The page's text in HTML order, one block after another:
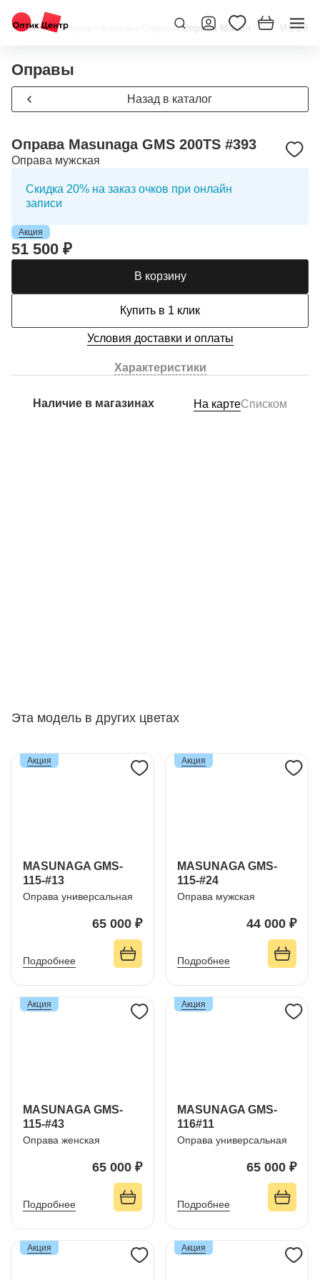
Главная/Интернет-магазин Оправы/Оправа Masunaga GMS
Оправы
Назад в каталог
Оправа Masunaga GMS 200TS #393
Оправа мужская
Скидка 20% на заказ очков при онлайн
записи
Акция
51 500 ₽
В корзину
Купить в 1 клик
Условия доставки и оплаты
Характеристики
Наличие в магазинах На картеСписком
Эта модель в других цветах
MASUNAGA GMS-
115-#13
Оправа универсальная
65 000 ₽
Подробнее
Акция
MASUNAGA GMS-
115-#24
Оправа мужская
44 000 ₽
Подробнее
Акция
MASUNAGA GMS-
115-#43
Оправа женская
65 000 ₽
Подробнее
Акция
MASUNAGA GMS-
116#11
Оправа универсальная
65 000 ₽
Подробнее
Акция
Акция Акция